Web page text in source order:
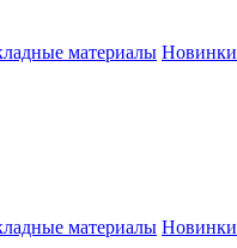
материалы Новинки
материалы Новинки